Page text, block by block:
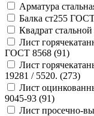
Арматура
Балка ст255
Квадрат
Лист
ГОСТ 8568 (91)
Лист
19281 / 5520. (273)
Лист
9045-93 (91)
Лист просечно-